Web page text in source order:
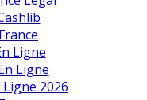
Ligne
Ligne
2026